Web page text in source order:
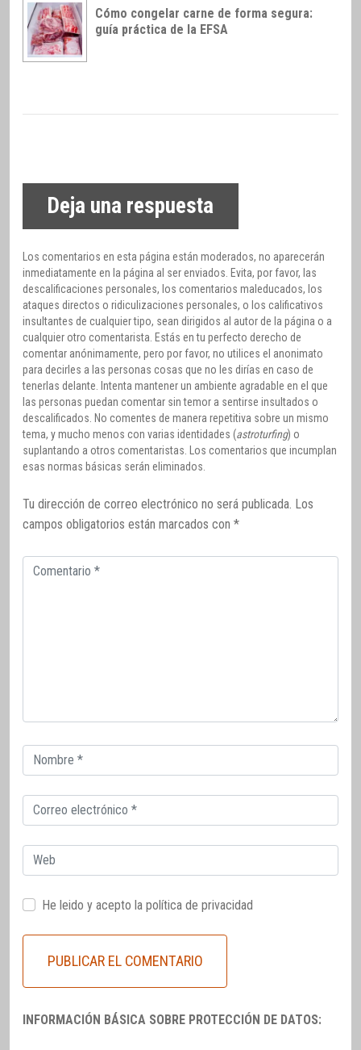
Cómo congelar carne de forma segura:
guía práctica de la EFSA
Deja una respuesta
Los comentarios en esta página están moderados, no aparecerán
inmediatamente en la página al ser enviados. Evita, por favor, las
descalificaciones personales, los comentarios maleducados, los
ataques directos o ridiculizaciones personales, o los calificativos
insultantes de cualquier tipo, sean dirigidos al autor de la página o a
cualquier otro comentarista. Estás en tu perfecto derecho de
comentar anónimamente, pero por favor, no utilices el anonimato
para decirles a las personas cosas que no les dirías en caso de
tenerlas delante. Intenta mantener un ambiente agradable en el que
las personas puedan comentar sin temor a sentirse insultados o
descalificados. No comentes de manera repetitiva sobre un mismo
tema, y mucho menos con varias identidades (astroturfing) o
suplantando a otros comentaristas. Los comentarios que incumplan
esas normas básicas serán eliminados.
Tu dirección de correo electrónico no será publicada. Los
campos obligatorios están marcados con *
Comentario
Correo
electrónico
Correo
electrónico
Web
He leido y acepto la política de privacidad
INFORMACIÓN BÁSICA SOBRE PROTECCIÓN DE DATOS: